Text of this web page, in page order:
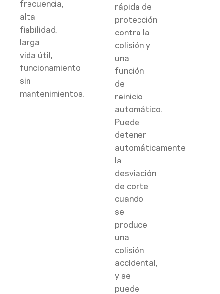
frecuencia,
alta
fiabilidad,
larga
vida útil,
funcionamiento
sin
mantenimientos.
rápida de
protección
contra la
colisión y
una
función
de
reinicio
automático.
Puede
detener
automáticamente
la
desviación
de corte
cuando
se
produce
una
colisión
accidental,
y se
puede